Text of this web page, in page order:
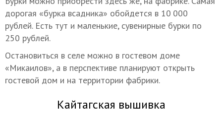
дорогая «бурка всадника» обойдется в 10 000
рублей. Есть тут и маленькие, сувенирные бурки по
250 рублей.
Остановиться в селе можно в гостевом доме
«Микаилов», а в перспективе планируют открыть
гостевой дом и на территории фабрики.
Кайтагская вышивка